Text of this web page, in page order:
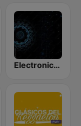
Electronica Radio FM